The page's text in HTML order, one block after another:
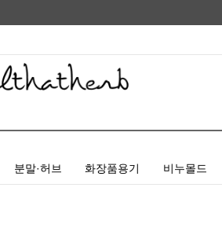
분말·허브 화장품용기 비누몰드